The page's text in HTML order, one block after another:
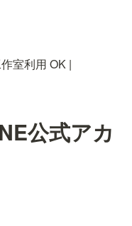
室利用 OK |
公式アカ